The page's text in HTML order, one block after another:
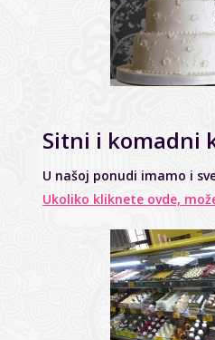
Sitni i komadni
U našoj ponudi imamo i
Ukoliko kliknete ovde,